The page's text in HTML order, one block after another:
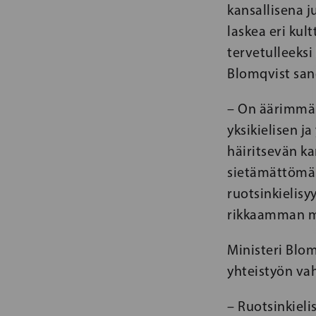
kansallisena
laskea eri
tervetulleeksi
Blomqvist
– On
yksikielisen
häiritsevän
rikkaamman
Ministeri
yhteistyön
–